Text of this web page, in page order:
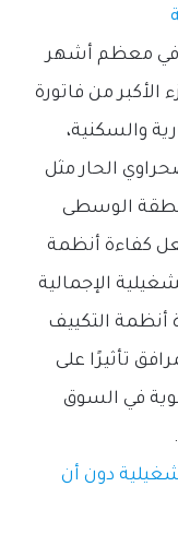
في معظم أشهر
الأكبر من فاتورة
والسكنية،
الحار مثل
الوسطى
كفاءة أنظمة
الإجمالية
أنظمة التكييف
تأثيرًا على
في السوق
دون أن